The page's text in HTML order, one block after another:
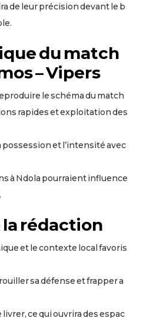
de leur précision devant le b
du match
– Vipers
le schéma du match
rapides et exploitation des
et l’intensité avec
à Ndola pourraient influence
rédaction
et le contexte local favoris
sa défense et frapper a
ce qui ouvrira des espac